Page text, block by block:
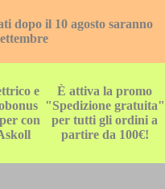
dopo il 10 agosto saranno
e
con
È attiva la promo
"Spedizione gratuita"
per tutti gli ordini a
partire da 100€!